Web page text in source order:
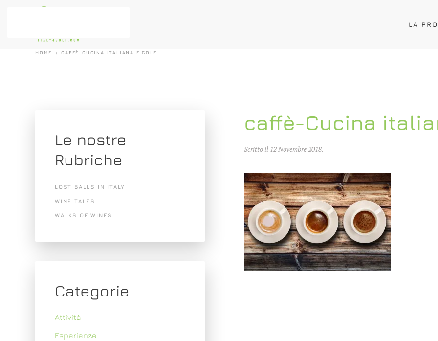
LA
HOME CAFFÈ-CUCINA ITALIANA E GOLF
caffè-Cucina
Scritto il 12 Novembre 2018.
Le nostre
Rubriche
LOST BALLS IN ITALY
WINE TALES
WALKS OF WINES
Categorie
Attività
Esperienze